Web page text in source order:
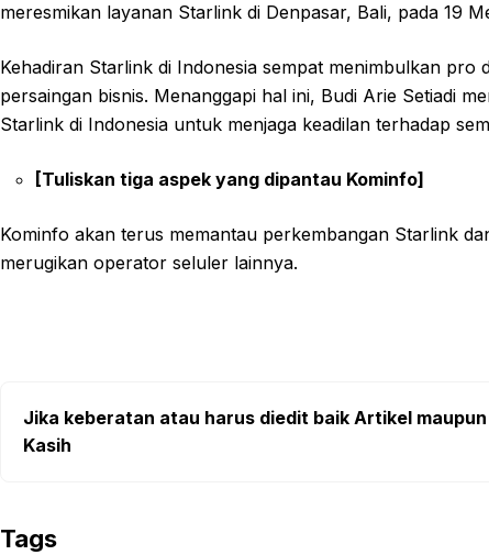
meresmikan layanan Starlink di Denpasar, Bali, pada 19
Kehadiran Starlink di Indonesia sempat menimbulkan
persaingan bisnis. Menanggapi hal ini, Budi Arie Setiadi
Starlink di Indonesia untuk menjaga keadilan terhadap
[Tuliskan tiga aspek yang dipantau Kominfo]
Kominfo akan terus memantau perkembangan Starlink
merugikan operator seluler lainnya.
Jika keberatan atau harus diedit baik Artikel
Kasih
Tags